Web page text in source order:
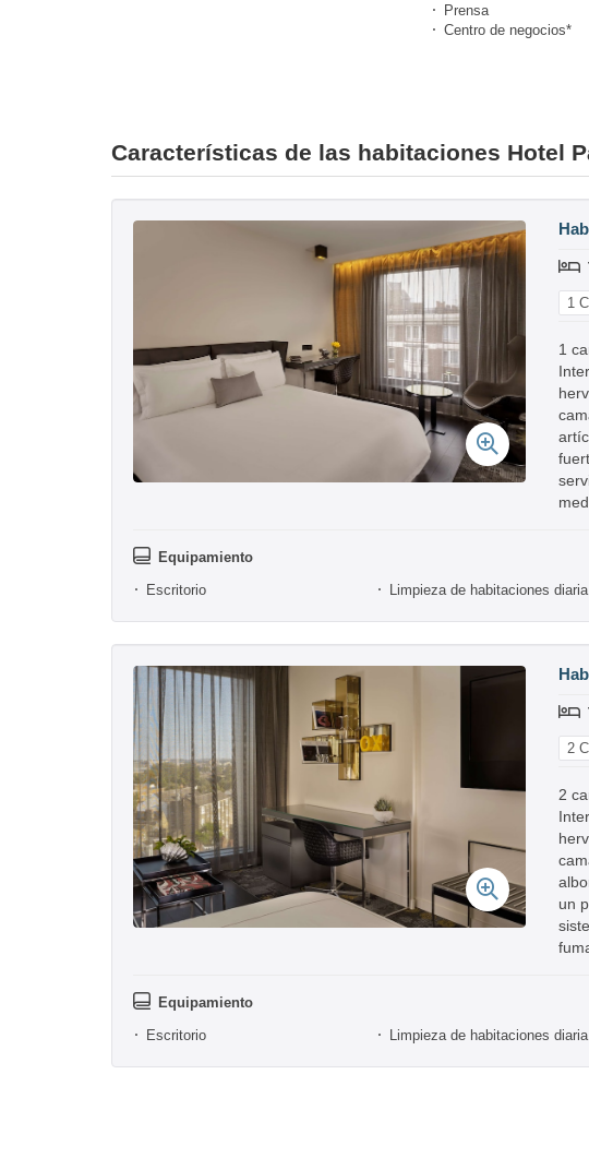
Prensa
Centro de negocios*
Características de las habitaciones Hotel
1
1
Equipamiento
Escritorio
Limpieza de habitaciones diaria
2
2
un
Equipamiento
Escritorio
Limpieza de habitaciones diaria